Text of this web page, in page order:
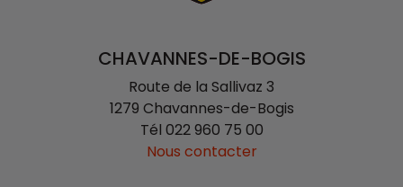
CHAVANNES-DE-BOGIS
Route de la Sallivaz 3
1279 Chavannes-de-Bogis
Tél 022 960 75 00
Nous contacter